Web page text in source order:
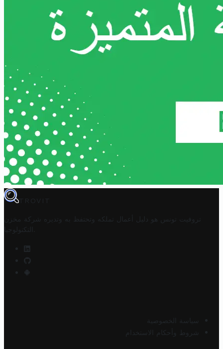
TROVIT
تروفيت تونس هو دليل أعمال تملكه وتحتفظ به وتديره
شركة مخزن
التكنولوجيا
سياسة الخصوصية
شروط وأحكام الاستخدام